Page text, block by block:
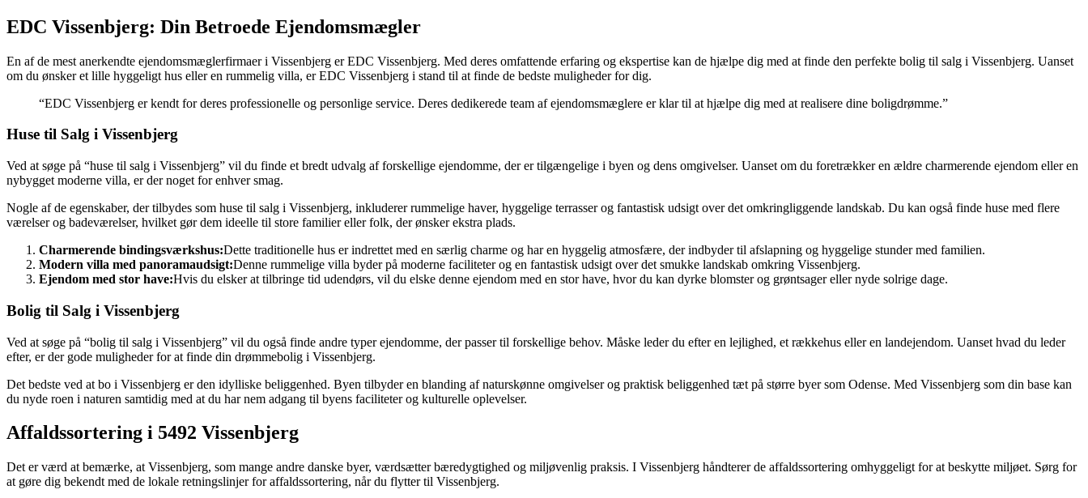
EDC Vissenbjerg: Din Betroede Ejendomsmægler
En af de mest anerkendte ejendomsmæglerfirmaer i Vissenbjerg er EDC Vissenbjerg. Med deres omfattende erfaring og ekspertise kan de hjælpe dig med at finde den perfekte bolig til salg i Vissenbjerg. Uanset
om du ønsker et lille hyggeligt hus eller en rummelig villa, er EDC Vissenbjerg i stand til at finde de bedste muligheder for dig.
“EDC Vissenbjerg er kendt for deres professionelle og personlige service. Deres dedikerede team af ejendomsmæglere er klar til at hjælpe dig med at realisere dine boligdrømme.”
Huse til Salg i Vissenbjerg
Ved at søge på “huse til salg i Vissenbjerg” vil du finde et bredt udvalg af forskellige ejendomme, der er tilgængelige i byen og dens omgivelser. Uanset om du foretrækker en ældre charmerende ejendom eller en
nybygget moderne villa, er der noget for enhver smag.
Nogle af de egenskaber, der tilbydes som huse til salg i Vissenbjerg, inkluderer rummelige haver, hyggelige terrasser og fantastisk udsigt over det omkringliggende landskab. Du kan også finde huse med flere
værelser og badeværelser, hvilket gør dem ideelle til store familier eller folk, der ønsker ekstra plads.
Charmerende bindingsværkshus:Dette traditionelle hus er indrettet med en særlig charme og har en hyggelig atmosfære, der indbyder til afslapning og hyggelige stunder med familien.
Modern villa med panoramaudsigt:Denne rummelige villa byder på moderne faciliteter og en fantastisk udsigt over det smukke landskab omkring Vissenbjerg.
Ejendom med stor have:Hvis du elsker at tilbringe tid udendørs, vil du elske denne ejendom med en stor have, hvor du kan dyrke blomster og grøntsager eller nyde solrige dage.
Bolig til Salg i Vissenbjerg
Ved at søge på “bolig til salg i Vissenbjerg” vil du også finde andre typer ejendomme, der passer til forskellige behov. Måske leder du efter en lejlighed, et rækkehus eller en landejendom. Uanset hvad du leder
efter, er der gode muligheder for at finde din drømmebolig i Vissenbjerg.
Det bedste ved at bo i Vissenbjerg er den idylliske beliggenhed. Byen tilbyder en blanding af naturskønne omgivelser og praktisk beliggenhed tæt på større byer som Odense. Med Vissenbjerg som din base kan
du nyde roen i naturen samtidig med at du har nem adgang til byens faciliteter og kulturelle oplevelser.
Affaldssortering i 5492 Vissenbjerg
Det er værd at bemærke, at Vissenbjerg, som mange andre danske byer, værdsætter bæredygtighed og miljøvenlig praksis. I Vissenbjerg håndterer de affaldssortering omhyggeligt for at beskytte miljøet. Sørg for
at gøre dig bekendt med de lokale retningslinjer for affaldssortering, når du flytter til Vissenbjerg.